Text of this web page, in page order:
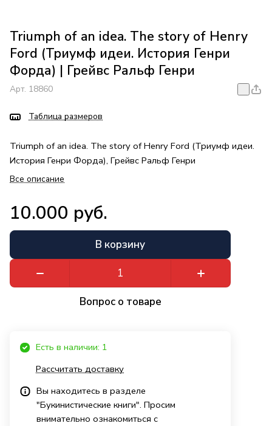
Triumph of an idea. The story of Henry
Ford (Триумф идеи. История Генри
Форда) | Грейвс Ральф Генри
Арт. 18860
Таблица размеров
Triumph of an idea. The story of Henry Ford (Триумф идеи.
История Генри Форда), Грейвс Ральф Генри
Все описание
10.000 руб.
В корзину
Вопрос о товаре
Есть в наличии: 1
Рассчитать доставку
Вы находитесь в разделе
"Букинистические книги". Просим
внимательно ознакомиться с